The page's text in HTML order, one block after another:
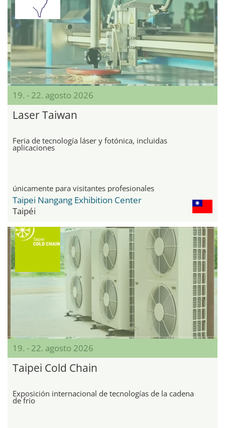
19. - 22. agosto 2026
Laser Taiwan
Feria de tecnología láser y fotónica, incluidas
aplicaciones
únicamente para visitantes profesionales
Taipei Nangang Exhibition Center
Taipéi
19. - 22. agosto 2026
Taipei Cold Chain
Exposición internacional de tecnologías de la cadena
de frío